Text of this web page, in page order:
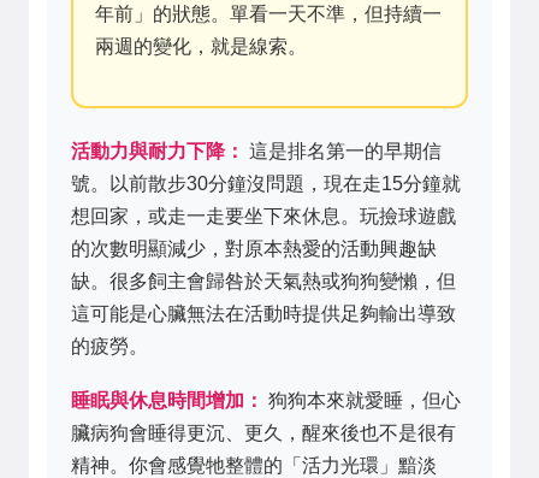
年前」的狀態。單看一天不準，但持續一
兩週的變化，就是線索。
活動力與耐力下降： 這是排名第一的早期信
號。以前散步30分鐘沒問題，現在走15分鐘就
想回家，或走一走要坐下來休息。玩撿球遊戲
的次數明顯減少，對原本熱愛的活動興趣缺
缺。很多飼主會歸咎於天氣熱或狗狗變懶，但
這可能是心臟無法在活動時提供足夠輸出導致
的疲勞。
睡眠與休息時間增加： 狗狗本來就愛睡，但心
臟病狗會睡得更沉、更久，醒來後也不是很有
精神。你會感覺牠整體的「活力光環」黯淡